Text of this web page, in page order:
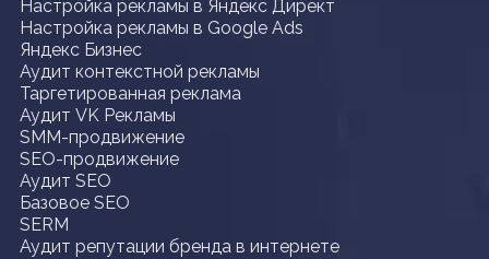
Настройка рекламы в Яндекс Директ
Настройка рекламы в Google Ads
Яндекс Бизнес
Аудит контекстной рекламы
Таргетированная реклама
Аудит VK Рекламы
SMM-продвижение
SEO-продвижение
Аудит SEO
Базовое SEO
SERM
Аудит репутации бренда в интернете